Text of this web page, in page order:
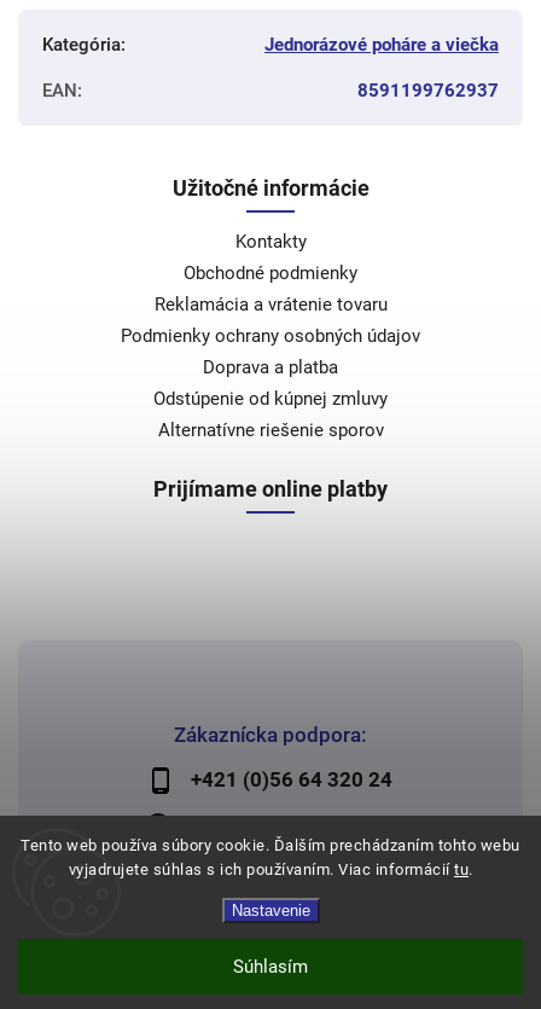
Tento web používa súbory cookie. Ďalším prechádzaním tohto webu
vyjadrujete súhlas s ich používaním. Viac informácií tu.
Nastavenie
Súhlasím
Kategória: Jednorázové poháre a viečka
EAN: 8591199762937
Zákaznícka podpora:
+421 (0)56 64 320 24
Užitočné informácie
Kontakty
Obchodné podmienky
Reklamácia a vrátenie tovaru
Podmienky ochrany osobných údajov
Doprava a platba
Odstúpenie od kúpnej zmluvy
Alternatívne riešenie sporov
Prijímame online platby
Copyright 2026Papier Lechman. Všetky práva vyhradené.
Shoptet | Design